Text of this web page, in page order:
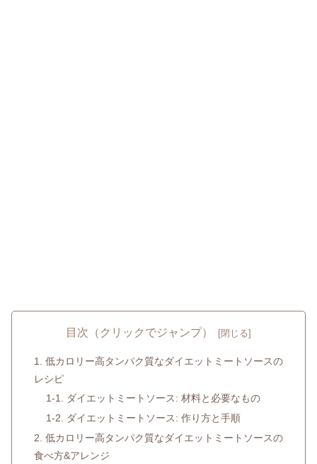
目次（クリックでジャンプ）
1. 低カロリー高タンパク質なダイエットミートソースの
レシピ
1-1. ダイエットミートソース: 材料と必要なもの
1-2. ダイエットミートソース: 作り方と手順
2. 低カロリー高タンパク質なダイエットミートソースの
食べ方&アレンジ